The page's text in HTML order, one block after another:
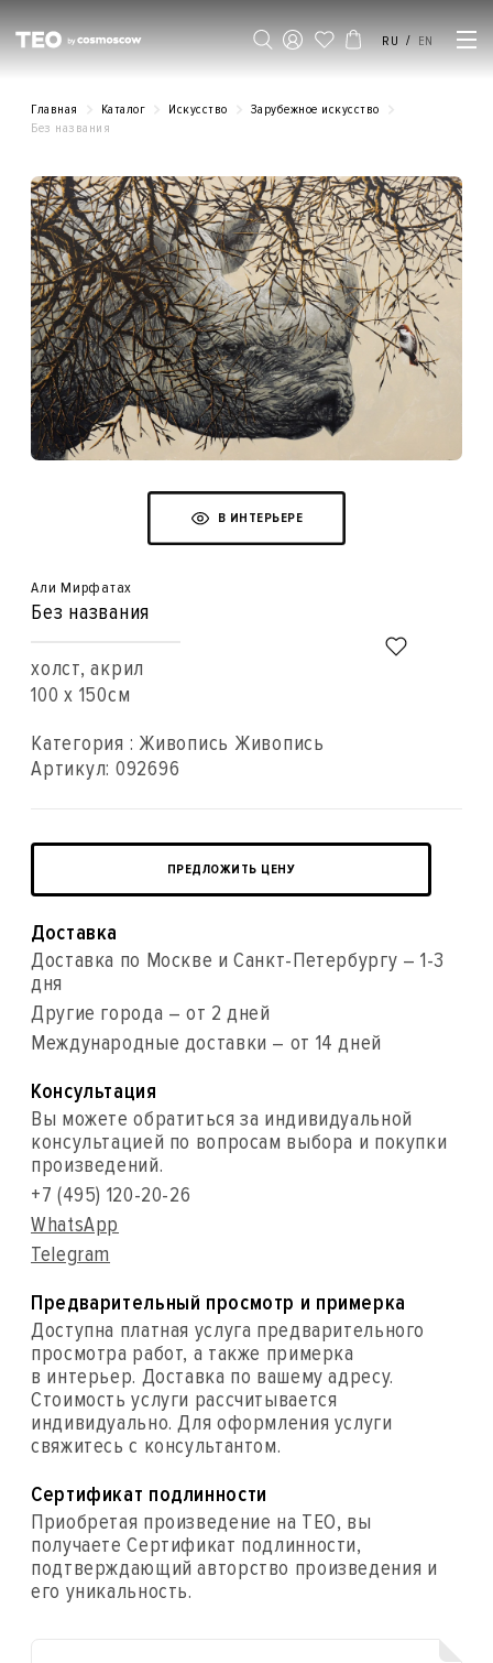
RU / EN
Главная Каталог Искусство
Зарубежное искусство
Без названия
В ИНТЕРЬЕРЕ
Али Мирфатах
Без названия
холст, акрил
100 x 150см
Категория : Живопись Живопись
Артикул: 092696
ПРЕДЛОЖИТЬ ЦЕНУ
Доставка
Доставка по Москве и Санкт-Петербургу – 1-3
дня
Другие города – от 2 дней
Международные доставки – от 14 дней
Консультация
Вы можете обратиться за индивидуальной
консультацией по вопросам выбора и покупки
произведений.
+7 (495) 120-20-26
WhatsApp
Telegram
Предварительный просмотр и примерка
Доступна платная услуга предварительного
просмотра работ, а также примерка
в интерьер. Доставка по вашему адресу.
Стоимость услуги рассчитывается
индивидуально. Для оформления услуги
свяжитесь с консультантом.
Сертификат подлинности
Приобретая произведение на ТЕО, вы
получаете Сертификат подлинности,
подтверждающий авторство произведения и
его уникальность.